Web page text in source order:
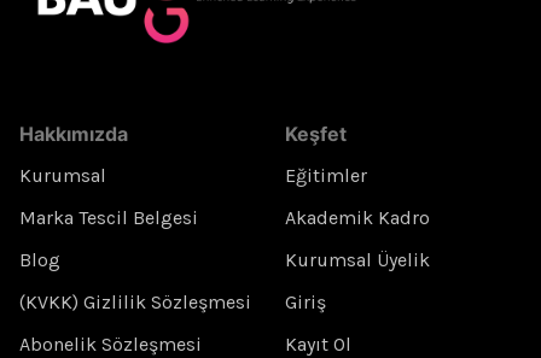
Hakkımızda
Kurumsal
Marka Tescil Belgesi
Blog
(KVKK) Gizlilik Sözleşmesi
Abonelik Sözleşmesi
Keşfet
Eğitimler
Akademik Kadro
Kurumsal Üyelik
Giriş
Kayıt Ol